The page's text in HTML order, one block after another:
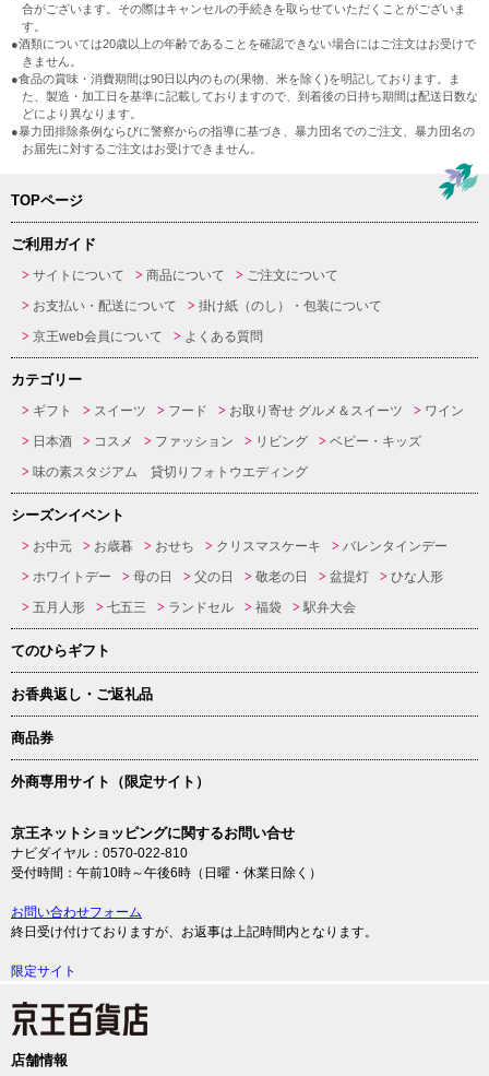
合がございます。その際はキャンセルの手続きを取らせていただくことがございま
す。
●酒類については20歳以上の年齢であることを確認できない場合にはご注文はお受けで
きません。
●食品の賞味・消費期間は90日以内のもの(果物、米を除く)を明記しております。ま
た、製造・加工日を基準に記載しておりますので、到着後の日持ち期間は配送日数な
どにより異なります。
●暴力団排除条例ならびに警察からの指導に基づき、暴力団名でのご注文、暴力団名の
お届先に対するご注文はお受けできません。
TOPページ
ご利用ガイド
サイトについて 商品について
ご注文について
お支払い・配送について
掛け紙（のし）・包装について
京王web会員について
よくある質問
カテゴリー
ギフト スイーツ フード お取り寄せ グルメ＆スイーツ
ワイン
日本酒
コスメ ファッション リビング
ベビー・キッズ
味の素スタジアム 貸切りフォトウエディング
シーズンイベント
お中元 お歳暮 おせち クリスマスケーキ
バレンタインデー
ホワイトデー
母の日 父の日 敬老の日 盆提灯
ひな人形
五月人形
七五三 ランドセル 福袋 駅弁大会
てのひらギフト
お香典返し・ご返礼品
商品券
外商専用サイト（限定サイト）
京王ネットショッピングに関するお問い合せ
ナビダイヤル：0570-022-810
受付時間：午前10時～午後6時（日曜・休業日除く）
お問い合わせフォーム
終日受け付けておりますが、お返事は上記時間内となります。
限定サイト
店舗情報